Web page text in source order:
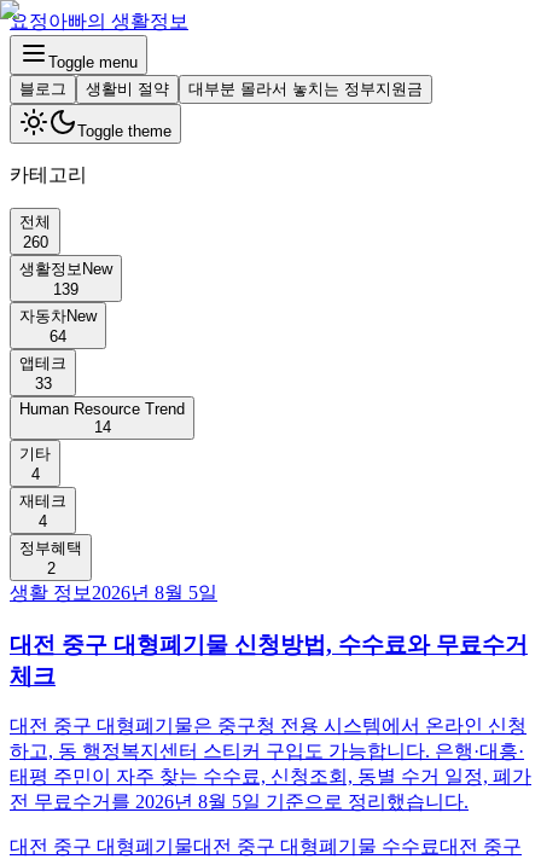
요정아빠의 생활정보
Toggle menu
블로그
생활비 절약 대부분 몰라서 놓치는 정부지원금
Toggle theme
카테고리
전체
260
생활정보 New
139
자동차New
64
앱테크
33
Human Resource Trend
14
기타
4
재테크
4
정부혜택
2
생활 정보 2026년 8월 5일
대전 중구 대형폐기물 신청방법, 수수료와 무료수거
체크
대전 중구 대형폐기물은 중구청 전용 시스템에서 온라인 신청
하고, 동 행정복지센터 스티커 구입도 가능합니다. 은행·대흥·
태평 주민이 자주 찾는 수수료, 신청조회, 동별 수거 일정, 폐가
전 무료수거를 2026년 8월 5일 기준으로 정리했습니다.
대전 중구 대형폐기물대전 중구 대형폐기물 수수료대전 중구